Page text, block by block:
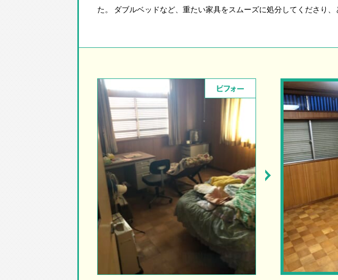
た。 ダブルベッドなど、重たい家具をスムーズに処分してくださり、
ビフォー